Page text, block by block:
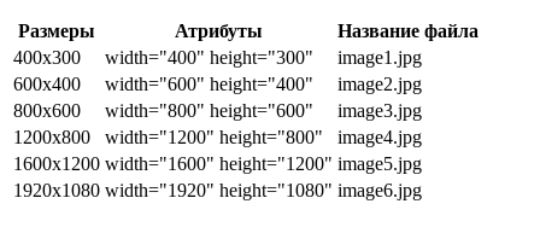
Размеры Атрибуты
Название файла
400x300
width="400" height="300"
image1.jpg
600x400
width="600" height="400"
image2.jpg
800x600
width="800" height="600"
image3.jpg
1200x800
width="1200" height="800"
image4.jpg
1600x1200 width="1600" height="1200" image5.jpg
1920x1080 width="1920" height="1080" image6.jpg